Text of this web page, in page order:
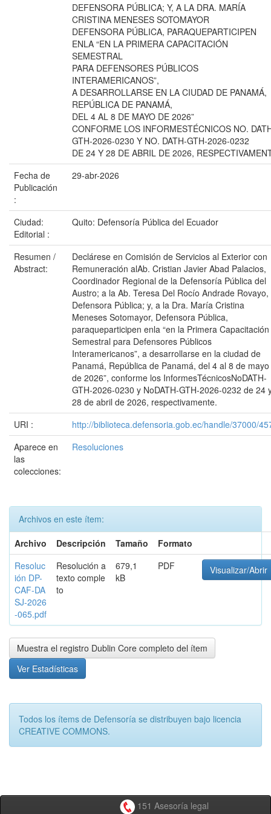
DEFENSORA PÚBLICA; Y, A LA DRA. MARÍA
CRISTINA MENESES SOTOMAYOR
DEFENSORA PÚBLICA, PARAQUEPARTICIPEN
ENLA “EN LA PRIMERA CAPACITACIÓN
SEMESTRAL
PARA DEFENSORES PÚBLICOS
INTERAMERICANOS”,
A DESARROLLARSE EN LA CIUDAD DE PANAMÁ,
REPÚBLICA DE PANAMÁ,
DEL 4 AL 8 DE MAYO DE 2026”
CONFORME LOS INFORMESTÉCNICOS NO.
GTH-2026-0230 Y NO. DATH-GTH-2026-0232
DE 24 Y 28 DE ABRIL DE 2026,
Fecha de
Publicación
:
29-abr-2026
Ciudad:
Editorial :
Quito: Defensoría Pública del Ecuador
Resumen /
Abstract:
Declárese en Comisión de Servicios al Exterior con
Remuneración alAb. Cristian Javier Abad Palacios,
Coordinador Regional de la Defensoría Pública del
Austro; a la Ab. Teresa Del Rocío Andrade Rovayo,
Defensora Pública; y, a la Dra. María Cristina
Meneses Sotomayor, Defensora Pública,
paraqueparticipen enla “en la Primera Capacitación
Semestral para Defensores Públicos
Interamericanos”, a desarrollarse en la ciudad de
Panamá, República de Panamá, del 4 al 8 de mayo
de 2026”, conforme los InformesTécnicosNoDATH-
GTH-2026-0230 y NoDATH-GTH-2026-0232 de 24
28 de abril de 2026, respectivamente.
URI :
http://biblioteca.defensoria.gob.ec/handle/37000/
Aparece en
las
colecciones:
Resoluciones
Archivos en este ítem:
Archivo
Descripción Tamaño
Formato
Resoluc
ión DP-
CAF-DA
SJ-2026
-065.pdf
Resolución a
texto comple
to
679,1
kB
PDF Visualizar/Abrir
Muestra el registro Dublin Core completo del ítem
Ver Estadísticas
Todos los ítems de Defensoría se distribuyen bajo licencia
CREATIVE COMMONS.
151 Asesoría legal